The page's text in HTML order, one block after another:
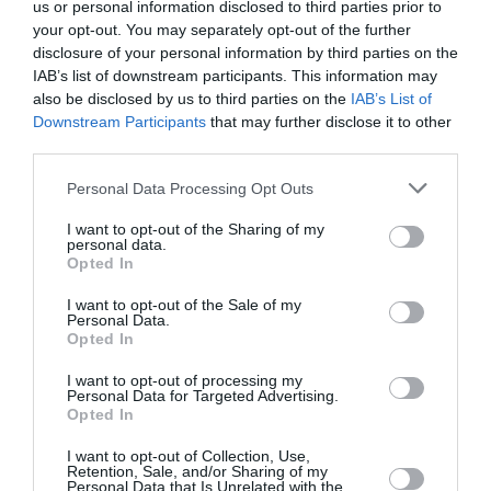
us or personal information disclosed to third parties prior to
your opt-out. You may separately opt-out of the further
disclosure of your personal information by third parties on the
IAB’s list of downstream participants. This information may
also be disclosed by us to third parties on the IAB’s List of
Downstream Participants that may further disclose it to other
Personal Data Processing Opt Outs
I want to opt-out of the Sharing of my
personal data.
Opted In
I want to opt-out of the Sale of my
Personal Data.
Opted In
I want to opt-out of processing my
Personal Data for Targeted Advertising.
Opted In
I want to opt-out of Collection, Use,
Retention, Sale, and/or Sharing of my
Personal Data that Is Unrelated with the
Κάθε βδομάδα στο e-mail σας τα τελευταία νέα για
την Τέχνη και τον Πολιτισμό!
Σχετικά Άρθρα
Η Μισέλ Φάιφερ
Προβολές με